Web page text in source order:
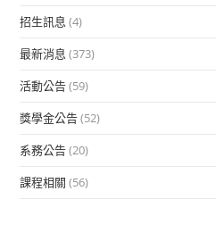
招生訊息 (4)
最新消息 (373)
活動公告(59)
獎學金公告(52)
系務公告(20)
課程相關 (56)